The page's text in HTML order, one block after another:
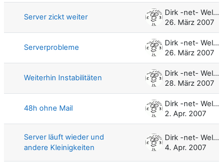
Server zickt weiter
Dirk -net- Weller
26. März 2007
Serverprobleme
Dirk -net- Weller
26. März 2007
Weiterhin Instabilitäten
Dirk -net- Weller
28. März 2007
48h ohne Mail
Dirk -net- Weller
2. Apr. 2007
Server läuft wieder und
andere Kleinigkeiten
Dirk -net- Weller
4. Apr. 2007